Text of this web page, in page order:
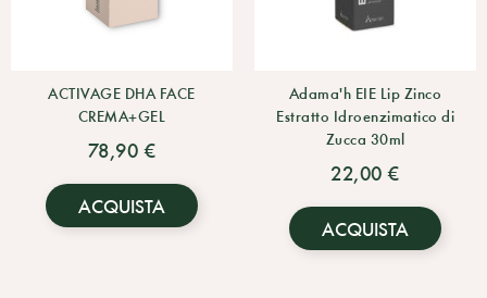
ACTIVAGE DHA FACE
CREMA+GEL
78,90 €
ACQUISTA
Adama'h EIE Lip Zinco
Estratto Idroenzimatico di
Zucca 30ml
22,00 €
ACQUISTA